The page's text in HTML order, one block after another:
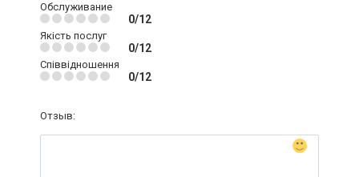
Обслуживание
0/12
Якість послуг
0/12
Співвідношення
0/12
Отзыв: